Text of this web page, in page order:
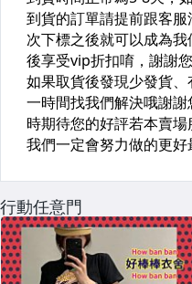
行動任意門